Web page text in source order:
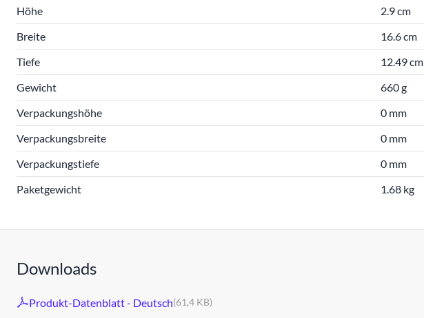
Höhe
2.9 cm
Breite
16.6 cm
Tiefe
12.49 cm
Gewicht
660 g
Verpackungshöhe
0 mm
Verpackungsbreite
0 mm
Verpackungstiefe
0 mm
Paketgewicht
1.68 kg
Downloads
Produkt-Datenblatt - Deutsch(61,4 KB)